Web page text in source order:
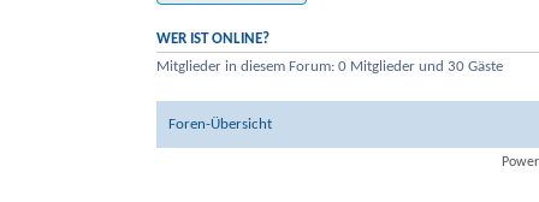
WER IST ONLINE?
Mitglieder in diesem Forum: 0 Mitglieder und 30 Gäste
Foren-Übersicht